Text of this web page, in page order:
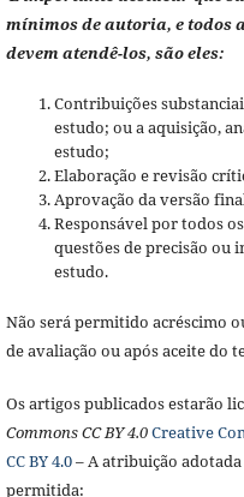
mínimos de autoria, e todos
devem atendê-los, são eles:
Contribuições
estudo; ou a aquisição,
estudo;
Elaboração e revisão
Aprovação da versão
Responsável por todos
questões de precisão ou
estudo.
Não será permitido acréscimo
de avaliação ou após aceite do
Os artigos publicados estarão
Commons CC BY 4.0Creative
CC BY 4.0– A atribuição
permitida: